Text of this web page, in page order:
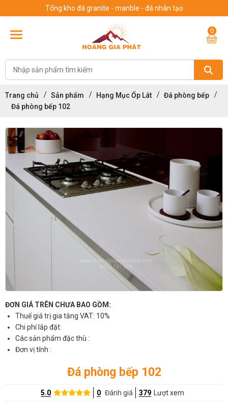
Tổng kho đá granite - manble - đá nhân tạo
0
Trang chủ Sản phẩm Hạng Mục Ốp Lát
Đá phòng bếp
Đá phòng bếp 102
ĐƠN GIÁ TRÊN CHƯA BAO GỒM:
Thuế giá trị gia tăng VAT: 10%
Chi phí lắp đặt:
Các sản phẩm đặc thù :
Đơn vị tính :
Đá phòng bếp 102
5.0 0 Đánh giá 379 Lượt xem